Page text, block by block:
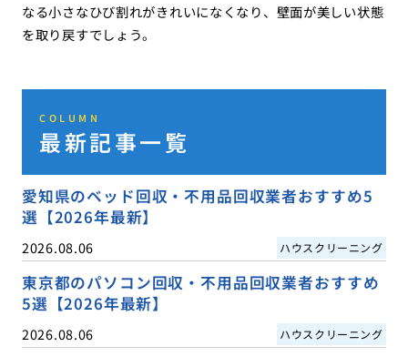
なる小さなひび割れがきれいになくなり、壁面が美しい状態
を取り戻すでしょう。
COLUMN
最新記事一覧
愛知県のベッド回収・不用品回収業者おすすめ5
選【2026年最新】
2026.08.06 ハウスクリーニング
東京都のパソコン回収・不用品回収業者おすすめ
5選【2026年最新】
2026.08.06 ハウスクリーニング